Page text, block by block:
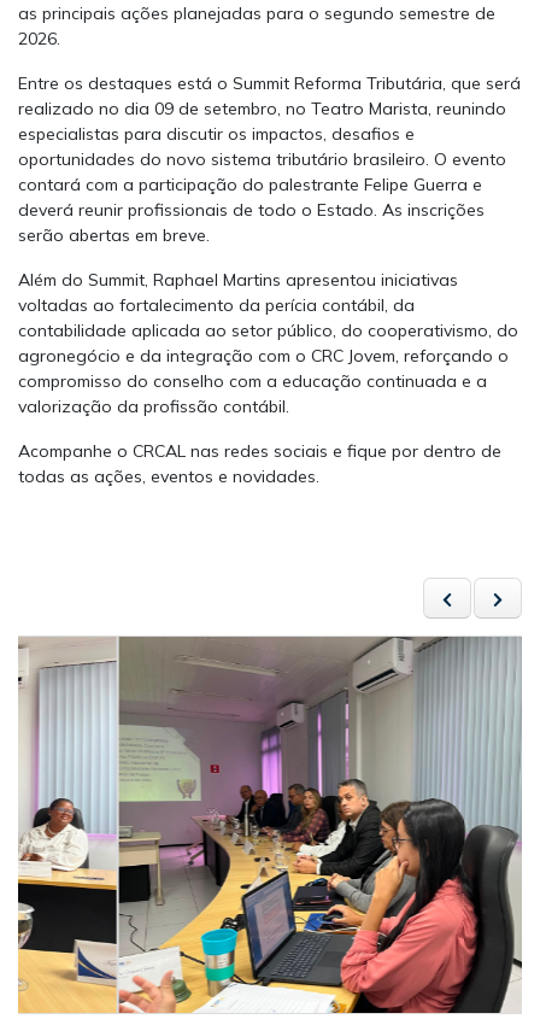
as principais ações planejadas para o segundo semestre de
2026.
Entre os destaques está o Summit Reforma Tributária, que será
realizado no dia 09 de setembro, no Teatro Marista, reunindo
especialistas para discutir os impactos, desafios e
oportunidades do novo sistema tributário brasileiro. O evento
contará com a participação do palestrante Felipe Guerra e
deverá reunir profissionais de todo o Estado. As inscrições
serão abertas em breve.
Além do Summit, Raphael Martins apresentou iniciativas
voltadas ao fortalecimento da perícia contábil, da
contabilidade aplicada ao setor público, do cooperativismo, do
agronegócio e da integração com o CRC Jovem, reforçando o
compromisso do conselho com a educação continuada e a
valorização da profissão contábil.
Acompanhe o CRCAL nas redes sociais e fique por dentro de
todas as ações, eventos e novidades.